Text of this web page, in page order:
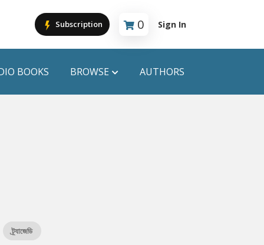
Subscription 0
Cart is empty
Sign In
BOOKS BROWSE AUTHORS
ট্র্যাজেডি